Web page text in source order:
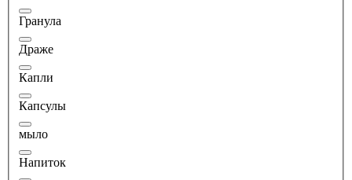
Гранула
Драже
Капли
Капсулы
мыло
Напиток